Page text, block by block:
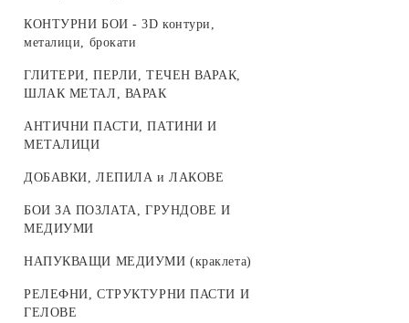
ДИЗАЙНЕРСКИ БЛОКЧЕТА С
ДИЗАЙНЕРСКИ ХАРТИИ И
ГУМИРАНА ХАРТИЯ ЕVA -
ТЕКСТИЛНА ХАРТИЯ - НЕТЪКАН
WHITE
КОНТУРНИ БОИ - 3D контури,
металици, брокати
ГЛИТЕРИ, ПЕРЛИ, ТЕЧЕН ВАРАК,
ШЛАК МЕТАЛ, ВАРАК
АНТИЧНИ ПАСТИ, ПАТИНИ И
МЕТАЛИЦИ
ДОБАВКИ, ЛЕПИЛА и ЛАКОВЕ
БОИ ЗА ПОЗЛАТА, ГРУНДОВЕ И
МЕДИУМИ
НАПУКВАЩИ МЕДИУМИ (краклета)
РЕЛЕФНИ, СТРУКТУРНИ ПАСТИ И
ГЕЛОВЕ